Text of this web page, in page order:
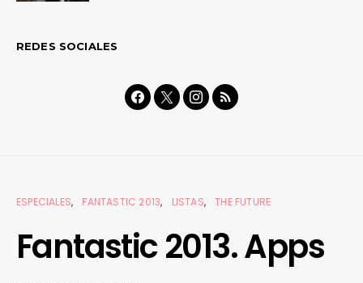
REDES SOCIALES
ESPECIALES FANTASTIC 2013 LISTAS THE FUTURE
Fantastic 2013. Apps